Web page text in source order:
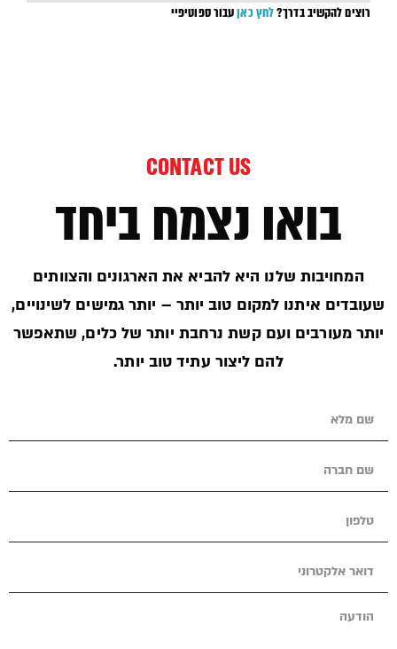
רוצים להקשיב בדרך?לחץ כאןעבור ספוטיפיי
CONTACT US
בואו נצמח ביחד
המחויבות שלנו היא להביא את הארגונים והצוותים
שעובדים איתנו למקום טוב יותר – יותר גמישים לשינויים,
יותר מעורבים ועם קשת נרחבת יותר של כלים, שתאפשר
להם ליצור עתיד טוב יותר.